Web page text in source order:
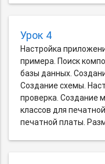
Урок 4
Настройка
примера. Поиск
базы данных.
Создание схемы.
проверка. Создание
классов для
печатной платы.